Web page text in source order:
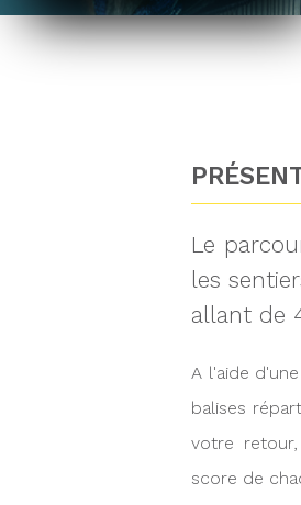
Le
les
allant de
A l'aide
balises
votre
score de